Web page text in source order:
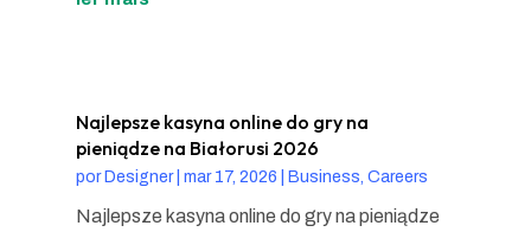
Najlepsze kasyna online do gry na
pieniądze na Białorusi 2026
por Designer| mar 17, 2026 Business, Careers
Najlepsze kasyna online do gry na pieniądze